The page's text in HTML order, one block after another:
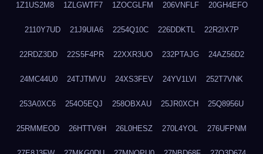
1Z1US2M8 1ZLGWTF7 1ZOCGLFM 206VNFLF 20GH4EFO
2110Y7UD 21J9UIA6 2254Q10C 226DDKTL 22R2IX7P
22RDZ3DD 22S5F4PR 22XXR3UO 232PTAJG 24AZ56D2
24MC44U0 24TJTMVU 24XS3FEV 24YV1LVI 252T7VNK
253A0XC6 254O5EQJ 258OBXAU 25JR0XCH 25Q8956U
25RMMEOD 26HTTV6H 26L0HESZ 270L4YOL 276UFPNM